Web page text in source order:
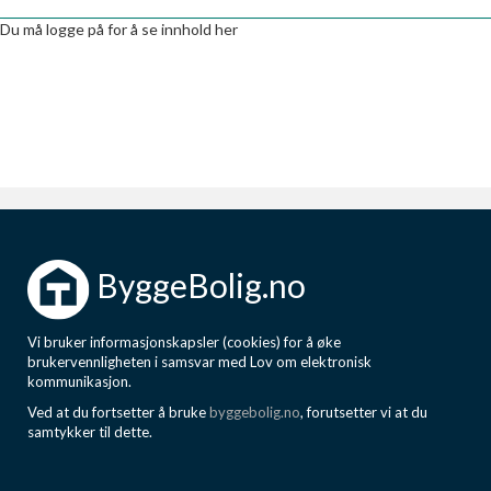
Boligmappa+
Du må logge på for å se innhold her
ByggeBolig.no
Vi bruker informasjonskapsler (cookies) for å øke
brukervennligheten i samsvar med Lov om elektronisk
kommunikasjon.
Ved at du fortsetter å brukebyggebolig.no, forutsetter vi at du
samtykker til dette.